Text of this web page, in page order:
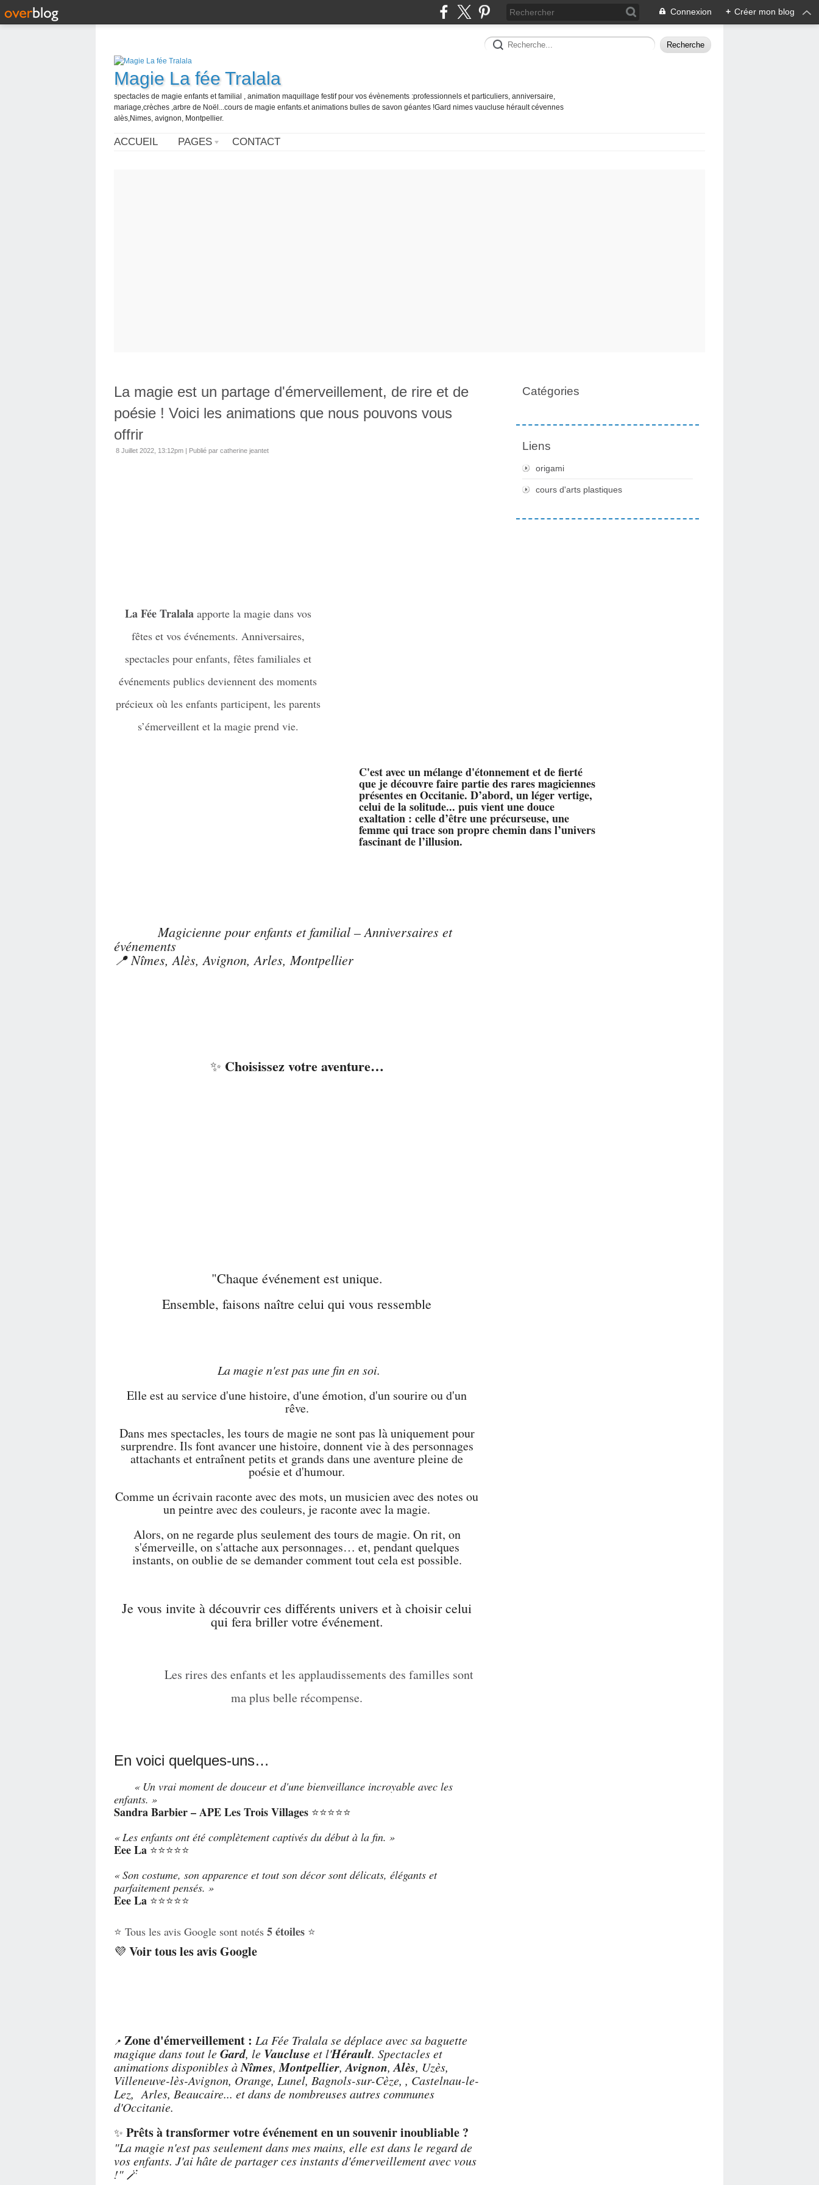
Connexion + Créer mon blog
Magie La fée Tralala
spectacles de magie enfants et familial , animation maquillage festif pour vos évènements :professionnels et particuliers, anniversaire,
mariage,crèches ,arbre de Noël...cours de magie enfants.et animations bulles de savon géantes !Gard nimes vaucluse hérault cévennes
alès,Nimes, avignon, Montpellier.
ACCUEIL PAGES CONTACT
La magie est un partage d'émerveillement, de rire et de
poésie ! Voici les animations que nous pouvons vous
offrir
8 Juillet 2022, 13:12pm | Publié par catherine jeantet
La Fée Tralalaapporte la magie dans vos
fêtes et vos événements. Anniversaires,
spectacles pour enfants, fêtes familiales et
événements publics deviennent des moments
précieux où les enfants participent, les parents
s’émerveillent et la magie prend vie.
C'est avec un mélange d'étonnement et de fierté
que je découvre faire partie des rares magiciennes
présentes en Occitanie. D’abord, un léger vertige,
celui de la solitude... puis vient une douce
exaltation : celle d’être une précurseuse, une
femme qui trace son propre chemin dans l’univers
fascinant de l’illusion.
Magicienne pour enfants et familial – Anniversaires et
événements
📍 Nîmes, Alès, Avignon, Arles, Montpellier
✨ Choisissez votre aventure…
"Chaque événement est unique.
Ensemble, faisons naître celui qui vous ressemble
La magie n'est pas une fin en soi.
Elle est au service d'une histoire, d'une émotion, d'un sourire ou d'un
rêve.
Dans mes spectacles, les tours de magie ne sont pas là uniquement pour
surprendre. Ils font avancer une histoire, donnent vie à des personnages
attachants et entraînent petits et grands dans une aventure pleine de
poésie et d'humour.
Comme un écrivain raconte avec des mots, un musicien avec des notes ou
un peintre avec des couleurs, je raconte avec la magie.
Alors, on ne regarde plus seulement des tours de magie. On rit, on
s'émerveille, on s'attache aux personnages… et, pendant quelques
instants, on oublie de se demander comment tout cela est possible.
Je vous invite à découvrir ces différents univers et à choisir celui
qui fera briller votre événement.
Les rires des enfants et les applaudissements des familles sont
ma plus belle récompense.
En voici quelques-uns…
« Un vrai moment de douceur et d'une bienveillance incroyable avec les
enfants. »
Sandra Barbier – APE Les Trois Villages ⭐⭐⭐⭐⭐
« Les enfants ont été complètement captivés du début à la fin. »
Eee La ⭐⭐⭐⭐⭐
« Son costume, son apparence et tout son décor sont délicats, élégants et
parfaitement pensés. »
Eee La ⭐⭐⭐⭐⭐
⭐ Tous les avis Google sont notés 5 étoiles ⭐
💜 Voir tous les avis Google
📍 Zone d'émerveillement : La Fée Tralala se déplace avec sa baguette
magique dans tout leGard, le Vaucluse et l'Hérault. Spectacles et
animations disponibles àNîmes, Montpellier, Avignon, Alès, Uzès,
Villeneuve-lès-Avignon, Orange, Lunel, Bagnols-sur-Cèze, , Castelnau-le-
Lez, Arles, Beaucaire... et dans de nombreuses autres communes
d'Occitanie.
✨ Prêts à transformer votre événement en un souvenir inoubliable ?
"La magie n'est pas seulement dans mes mains, elle est dans le regard de
vos enfants. J'ai hâte de partager ces instants d'émerveillement avec vous
!"🪄
Catégories
Liens
origami
cours d'arts plastiques